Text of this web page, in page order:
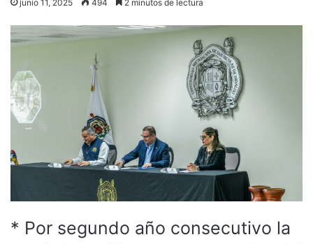
junio 11, 2025 494 2 minutos de lectura
* Por segundo año consecutivo la